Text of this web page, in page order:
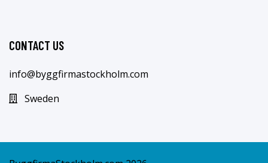
CONTACT US
info@byggfirmastockholm.com
Sweden